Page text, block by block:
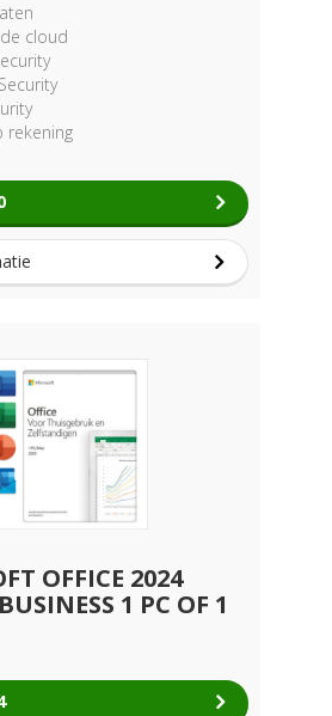
cloud
rekening
OFFICE 2024
1 PC OF 1